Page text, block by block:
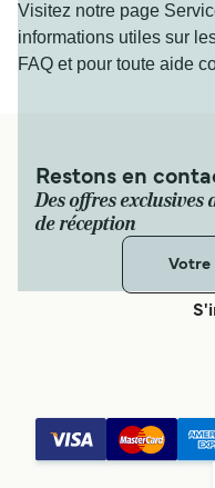
Visitez notre page
informations utiles sur
FAQ et pour toute aide
Restons en
Des offres
de réception